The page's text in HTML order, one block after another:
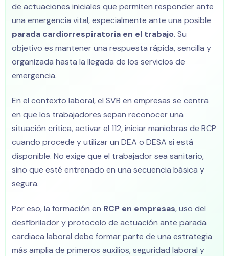
de actuaciones iniciales que permiten responder ante
una emergencia vital, especialmente ante una posible
parada cardiorrespiratoria en el trabajo. Su
objetivo es mantener una respuesta rápida, sencilla y
organizada hasta la llegada de los servicios de
emergencia.
En el contexto laboral, el SVB en empresas se centra
en que los trabajadores sepan reconocer una
situación crítica, activar el 112, iniciar maniobras de RCP
cuando procede y utilizar un DEA o DESA si está
disponible. No exige que el trabajador sea sanitario,
sino que esté entrenado en una secuencia básica y
segura.
Por eso, la formación en RCP en empresas, uso del
desfibrilador y protocolo de actuación ante parada
cardiaca laboral debe formar parte de una estrategia
más amplia de primeros auxilios, seguridad laboral y